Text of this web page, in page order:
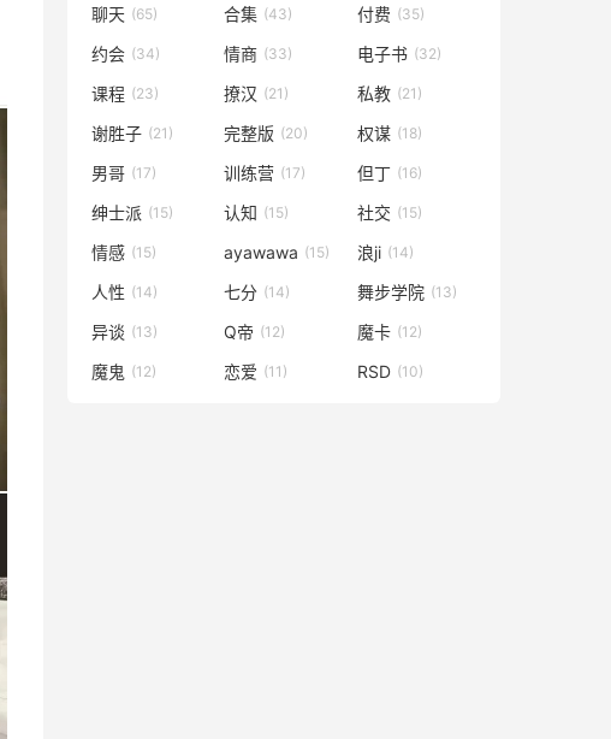
聊天 (65) 合集 (43) 付费 (35)
约会 (34) 情商 (33) 电子书 (32)
课程 (23) 撩汉 (21) 私教 (21)
谢胜子 (21) 完整版 (20) 权谋 (18)
男哥 (17) 训练营 (17) 但丁 (16)
绅士派 (15) 认知 (15) 社交 (15)
情感 (15) ayawawa (15) 浪ji (14)
人性 (14) 七分 (14) 舞步学院 (13)
异谈 (13) Q帝 (12) 魔卡 (12)
魔鬼 (12) 恋爱 (11) RSD (10)